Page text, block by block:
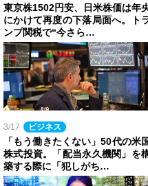
東京株1502円安、日米株価は年
にかけて再度の下落局面へ。ト
ンプ関税で“今さら…
3/17 ビジネス
「もう働きたくない」50代の米
株式投資。「配当永久機関」を
築する際に「犯しがち…